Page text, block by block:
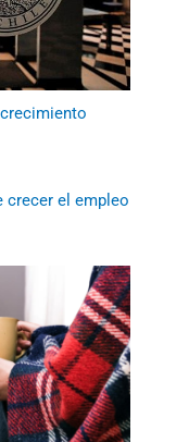
crecer el empleo